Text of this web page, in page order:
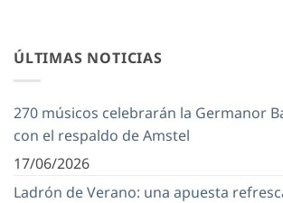
ÚLTIMAS NOTICIAS
270 músicos celebrarán la Germanor
con el respaldo de Amstel
17/06/2026
Ladrón de Verano: una apuesta